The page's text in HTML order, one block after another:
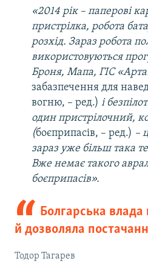
«2014 рік – паперові
пристрілка, робота
розхід. Зараз робота
використовуються
Броня, Мапа, ГІС
забазпечення для
вогню, – ред.) і
один пристрілочний,
(боєприпасів, – ред.) –
зараз уже більш така
Вже немає такого
боєприпасів».
Болгарська
й дозволяла
Тодор Тагарев